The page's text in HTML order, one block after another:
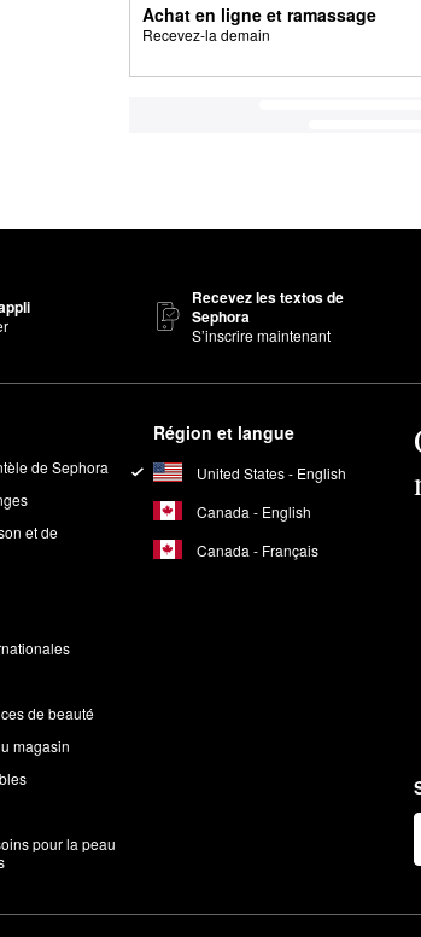
Achat en ligne et ramassage
Recevez-la demain
Recevez les textos de
Sephora
S’inscrire maintenant
de Sephora
et de
de beauté
magasin
pour la peau
Région et langue
United States - English
Canada - English
Canada - Français